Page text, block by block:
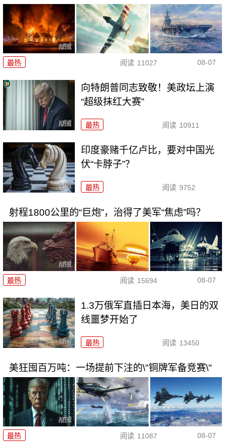
最热 阅读 11027 08-07
向特朗普同志致敬！美政坛上演
“超级抹红大赛”
最热 阅读 10911
印度豪赌千亿卢比，要对中国光
伏“卡脖子”？
最热 阅读 9752
射程1800公里的“巨炮”，治得了美军“焦虑”吗？
最热 阅读 15694 08-07
1.3万俄军直插日本海，美日的双
线噩梦开始了
最热 阅读 13450
美狂囤百万吨：一场提前下注的\"铜牌军备竞赛\"
最热 阅读 11087 08-07